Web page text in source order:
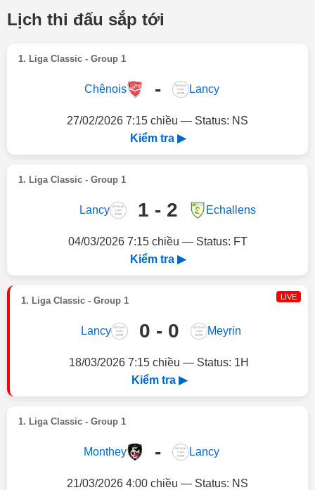
Lịch thi đấu sắp tới
1. Liga Classic - Group 1
Chênois - Lancy
27/02/2026 7:15 chiều — Status: NS
Kiểm tra ▶
1. Liga Classic - Group 1
Lancy 1 - 2 Echallens
04/03/2026 7:15 chiều — Status: FT
Kiểm tra ▶
1. Liga Classic - Group 1 LIVE
Lancy 0 - 0 Meyrin
18/03/2026 7:15 chiều — Status: 1H
Kiểm tra ▶
1. Liga Classic - Group 1
Monthey - Lancy
21/03/2026 4:00 chiều — Status: NS